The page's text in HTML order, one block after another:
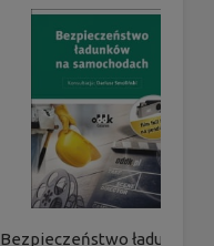
Bezpieczeństwo ładunków